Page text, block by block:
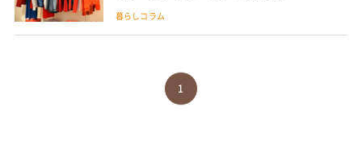
暮らしコラム
1